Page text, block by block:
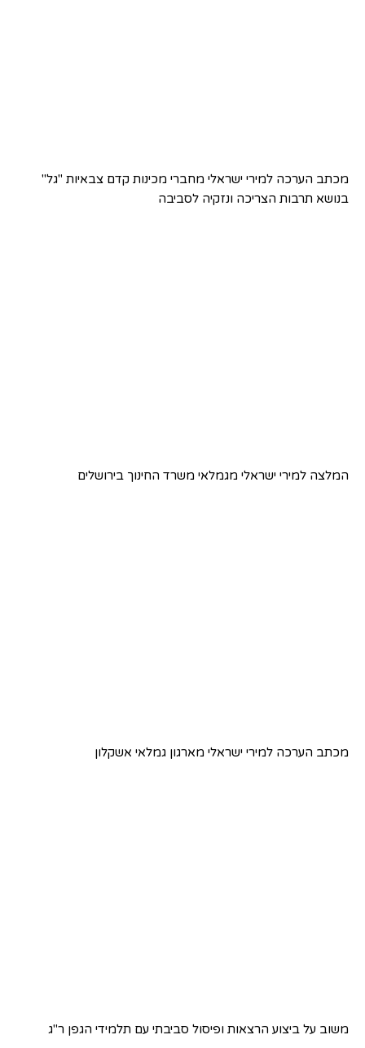
מכתב הערכה למירי ישראלי מחברי מכינות קדם צבאיות "גל"
בנושא תרבות הצריכה ונזקיה לסביבה
המלצה למירי ישראלי מגמלאי משרד החינוך בירושלים
מכתב הערכה למירי ישראלי מארגון גמלאי אשקלון
משוב על ביצוע הרצאות ופיסול סביבתי עם תלמידי הגפן ר"ג